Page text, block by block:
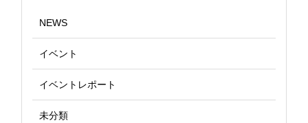
NEWS
イベント
イベントレポート
未分類